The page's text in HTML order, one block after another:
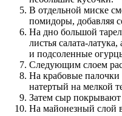
В отдельной миске
помидоры, добавляя
На дно большой
листья салата-
и подсоленные
Следующим слоем
На крабовые палочки
натертый на мелкой
Затем сыр покрывают
На майонезный слой